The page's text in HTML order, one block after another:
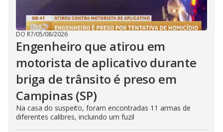
DO R7/05/08/2026
Engenheiro que atirou em
motorista de aplicativo durante
briga de trânsito é preso em
Campinas (SP)
Na casa do suspeito, foram encontradas 11 armas de
diferentes calibres, incluindo um fuzil